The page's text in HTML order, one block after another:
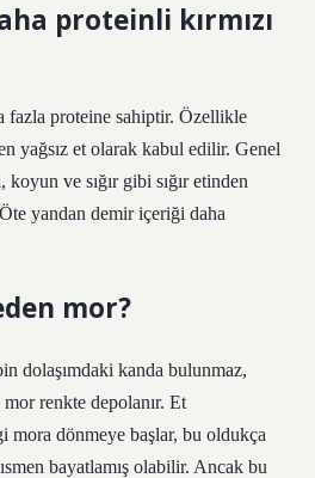
proteinli kırmızı
fazla proteine ​​sahiptir. Özellikle
yağsız et olarak kabul edilir. Genel
ve sığır gibi sığır etinden
yandan demir içeriği daha
mor?
dolaşımdaki kanda bulunmaz,
renkte depolanır. Et
mora dönmeye başlar, bu oldukça
bayatlamış olabilir. Ancak bu